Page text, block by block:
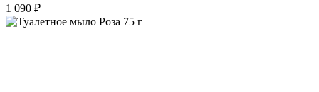
1 090 ₽